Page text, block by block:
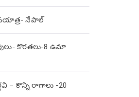
నేపాల్‌
కొరతలు-8 ఉమా
– కొన్ని రాగాలు -20